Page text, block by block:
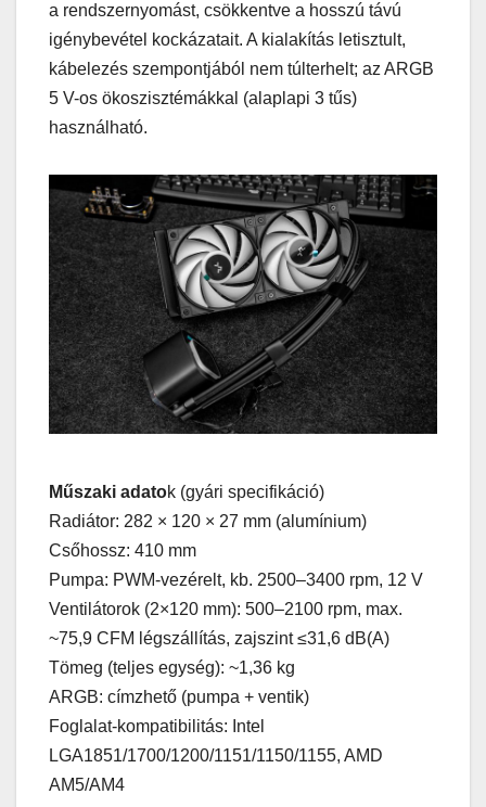
a rendszernyomást, csökkentve a hosszú távú
igénybevétel kockázatait. A kialakítás letisztult,
kábelezés szempontjából nem túlterhelt; az ARGB
5 V-os ökoszisztémákkal (alaplapi 3 tűs)
használható.
Műszaki adatok (gyári specifikáció)
Radiátor: 282 × 120 × 27 mm (alumínium)
Csőhossz: 410 mm
Pumpa: PWM-vezérelt, kb. 2500–3400 rpm, 12 V
Ventilátorok (2×120 mm): 500–2100 rpm, max.
~75,9 CFM légszállítás, zajszint ≤31,6 dB(A)
Tömeg (teljes egység): ~1,36 kg
ARGB: címzhető (pumpa + ventik)
Foglalat-kompatibilitás: Intel
LGA1851/1700/1200/1151/1150/1155, AMD
AM5/AM4